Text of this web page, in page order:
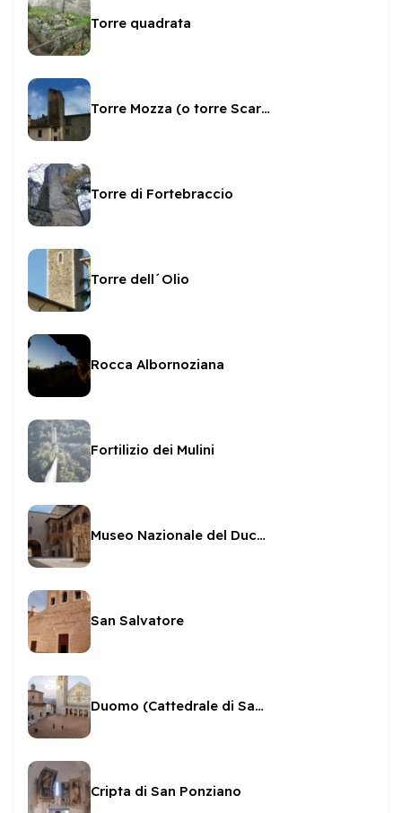
Torre quadrata
Torre Mozza (o torre Scaramucci)
Torre di Fortebraccio
Torre dell´Olio
Rocca Albornoziana
Fortilizio dei Mulini
Museo Nazionale del Ducato di Spoleto
San Salvatore
Duomo (Cattedrale di Santa Maria Assunta)
Cripta di San Ponziano